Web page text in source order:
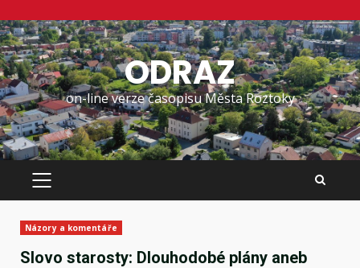
Skip
to
content
ODRAZ
on-line verze časopisu Města Roztoky
PRIMARY
Názory a komentáře
Slovo starosty: Dlouhodobé plány aneb